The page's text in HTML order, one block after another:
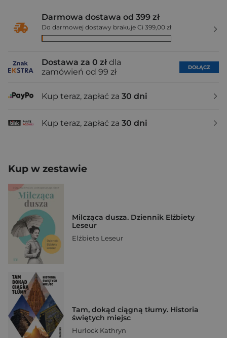
Darmowa dostawa od 399 zł
Do darmowej dostawy brakuje Ci 399,00 zł
Dostawa za 0 zł dla
zamówień od 99 zł
DOŁĄCZ
Kup teraz, zapłać za 30 dni
Kup teraz, zapłać za 30 dni
Kup w zestawie
Milcząca dusza. Dziennik Elżbiety
Leseur
Elżbieta Leseur
Tam, dokąd ciągną tłumy. Historia
świętych miejsc
Hurlock Kathryn